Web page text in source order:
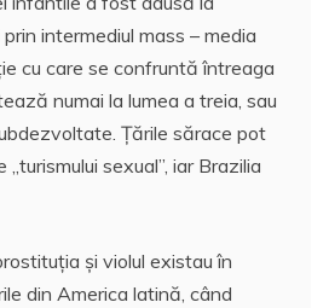
intermediul mass – media
cu care se confruntă întreaga
numai la lumea a treia, sau
Ţările sărace pot
sexual”, iar Brazilia
şi violul existau în
din America latină, când